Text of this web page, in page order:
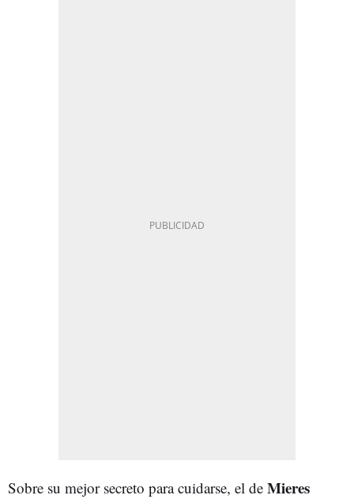
Sobre su mejor secreto para cuidarse, el de Mieres